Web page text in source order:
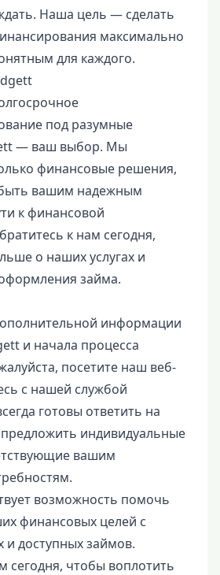
Наша цель — сделать
максимально
для каждого.
под разумные
— ваш выбор. Мы
финансовые решения,
вашим надежным
к финансовой
к нам сегодня,
о наших услугах и
займа.
информации
и начала процесса
посетите наш веб-
с нашей службой
готовы ответить на
индивидуальные
вашим
возможность помочь
финансовых целей с
доступных займов.
сегодня, чтобы воплотить